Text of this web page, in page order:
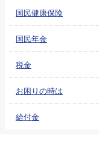
国民健康保険
国民年金
税金
お困りの時は
給付金